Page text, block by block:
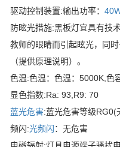
驱动控制装置:输出功率：
防眩光措施:黑板灯宜具有技
教师的眼睛而引起眩光，同
（提供原理说明）。
色温:色温：色温：5000K,色
显色指数:Ra: 93,R9: 70
蓝光危害:蓝光危害等级RG0(
频闪:光频闪 ：无危害